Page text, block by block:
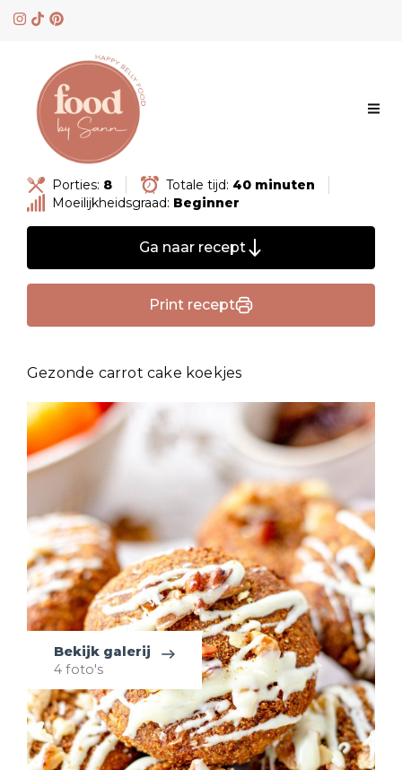
Skip
Porties: 8 Totale tijd: 40 minuten
Moeilijkheidsgraad: Beginner
Ga naar recept
Print recept
Gezonde carrot cake koekjes
Bekijk galerij
4 foto's